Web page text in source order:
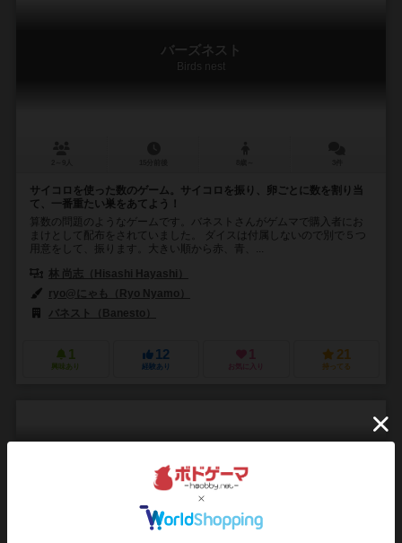
バーズネスト
Birds nest
サイコロを使った数のゲーム。サイコロを振り、卵ごとに数を割り当
て、一番重たい巣をあてよう！
算数の問題のようなゲームです。バネストさんがゲムマで購入者にお
まけとして配布をされていました。 ダイスは付属しないので別で５つ
用意をして、振ります。大きい順から赤、青、...
林 尚志（Hisashi Hayashi）
ryo@にゃも（Ryo Nyamo）
バネスト（Banesto）
1
興味あり
12
経験あり
1
お気に入り
21
持ってる
ゾンビパニック
Dead Panic